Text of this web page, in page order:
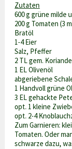
Zutaten
600 g grüne milde
200 g Tomaten (3
Bratöl
1-4 Eier
Salz, Pfeffer
2 TL gem.
1 EL Olivenöl
abgeriebene
1 Handvoll grüne
3 EL gehackte
opt. 1 kleine
opt. 2-4
Zum Garnieren:
Tomaten. Oder
schwarze dazu,